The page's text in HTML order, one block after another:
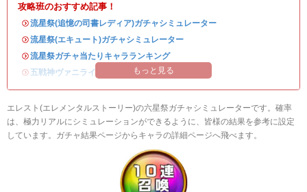
攻略班のおすすめ記事！
・流星祭(追憶の司書レディア)ガチャシミュレーター
・流星祭(エキュート)ガチャシミュレーター
・流星祭ガチャ当たりキャラランキング
・ 五戦神ヴァニライベントまとめもっと見る
エレスト(エレメンタルストーリー)の六星祭ガチャシミュレーターです。確率
は、極力リアルにシミュレーションができるように、皆様の結果を参考に設定
しています。ガチャ結果ページからキャラの詳細ページへ飛べます。